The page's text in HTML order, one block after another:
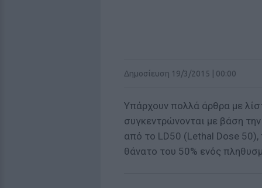
Δημοσίευση 19/3/2015 | 00:00
Υπάρχουν πολλά άρθρα με
συγκεντρώνονται με βάση
από το LD50 (Lethal Dose
θάνατο του 50% ενός